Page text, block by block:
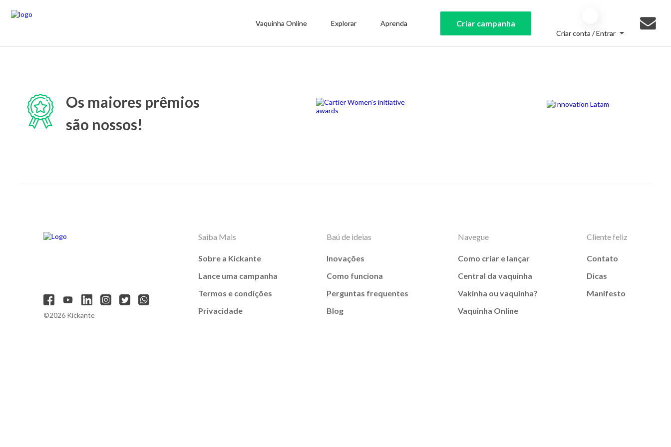
Vaquinha Online Explorar Aprenda Criar campanha
Criar conta / Entrar
Os maiores prêmios
são nossos!
©2026 Kickante
Saiba Mais
Sobre a Kickante
Lance uma campanha
Termos e condições
Privacidade
Baú de ideias
Inovações
Como funciona
Perguntas frequentes
Blog
Navegue
Como criar e lançar
Central da vaquinha
Vakinha ou vaquinha?
Vaquinha Online
Cliente feliz
Contato
Dicas
Manifesto